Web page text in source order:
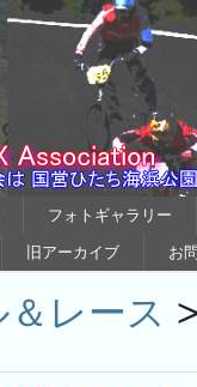
フォトギャラリー
旧アーカイブ お
レース